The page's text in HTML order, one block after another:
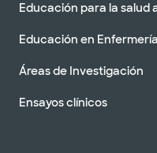
Educación para la salud
Educación en Enfermería
Áreas de Investigación
Ensayos clínicos